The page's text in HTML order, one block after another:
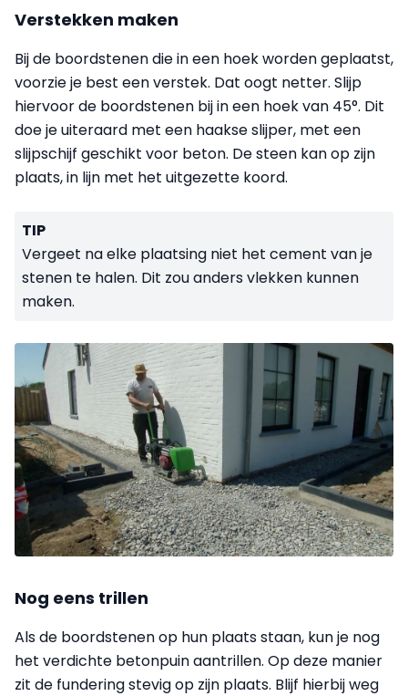
Verstekken maken
Bij de boordstenen die in een hoek worden geplaatst,
voorzie je best een verstek. Dat oogt netter. Slijp
hiervoor de boordstenen bij in een hoek van 45°. Dit
doe je uiteraard met een haakse slijper, met een
slijpschijf geschikt voor beton. De steen kan op zijn
plaats, in lijn met het uitgezette koord.
TIP
Vergeet na elke plaatsing niet het cement van je
stenen te halen. Dit zou anders vlekken kunnen
maken.
Nog eens trillen
Als de boordstenen op hun plaats staan, kun je nog
het verdichte betonpuin aantrillen. Op deze manier
zit de fundering stevig op zijn plaats. Blijf hierbij weg